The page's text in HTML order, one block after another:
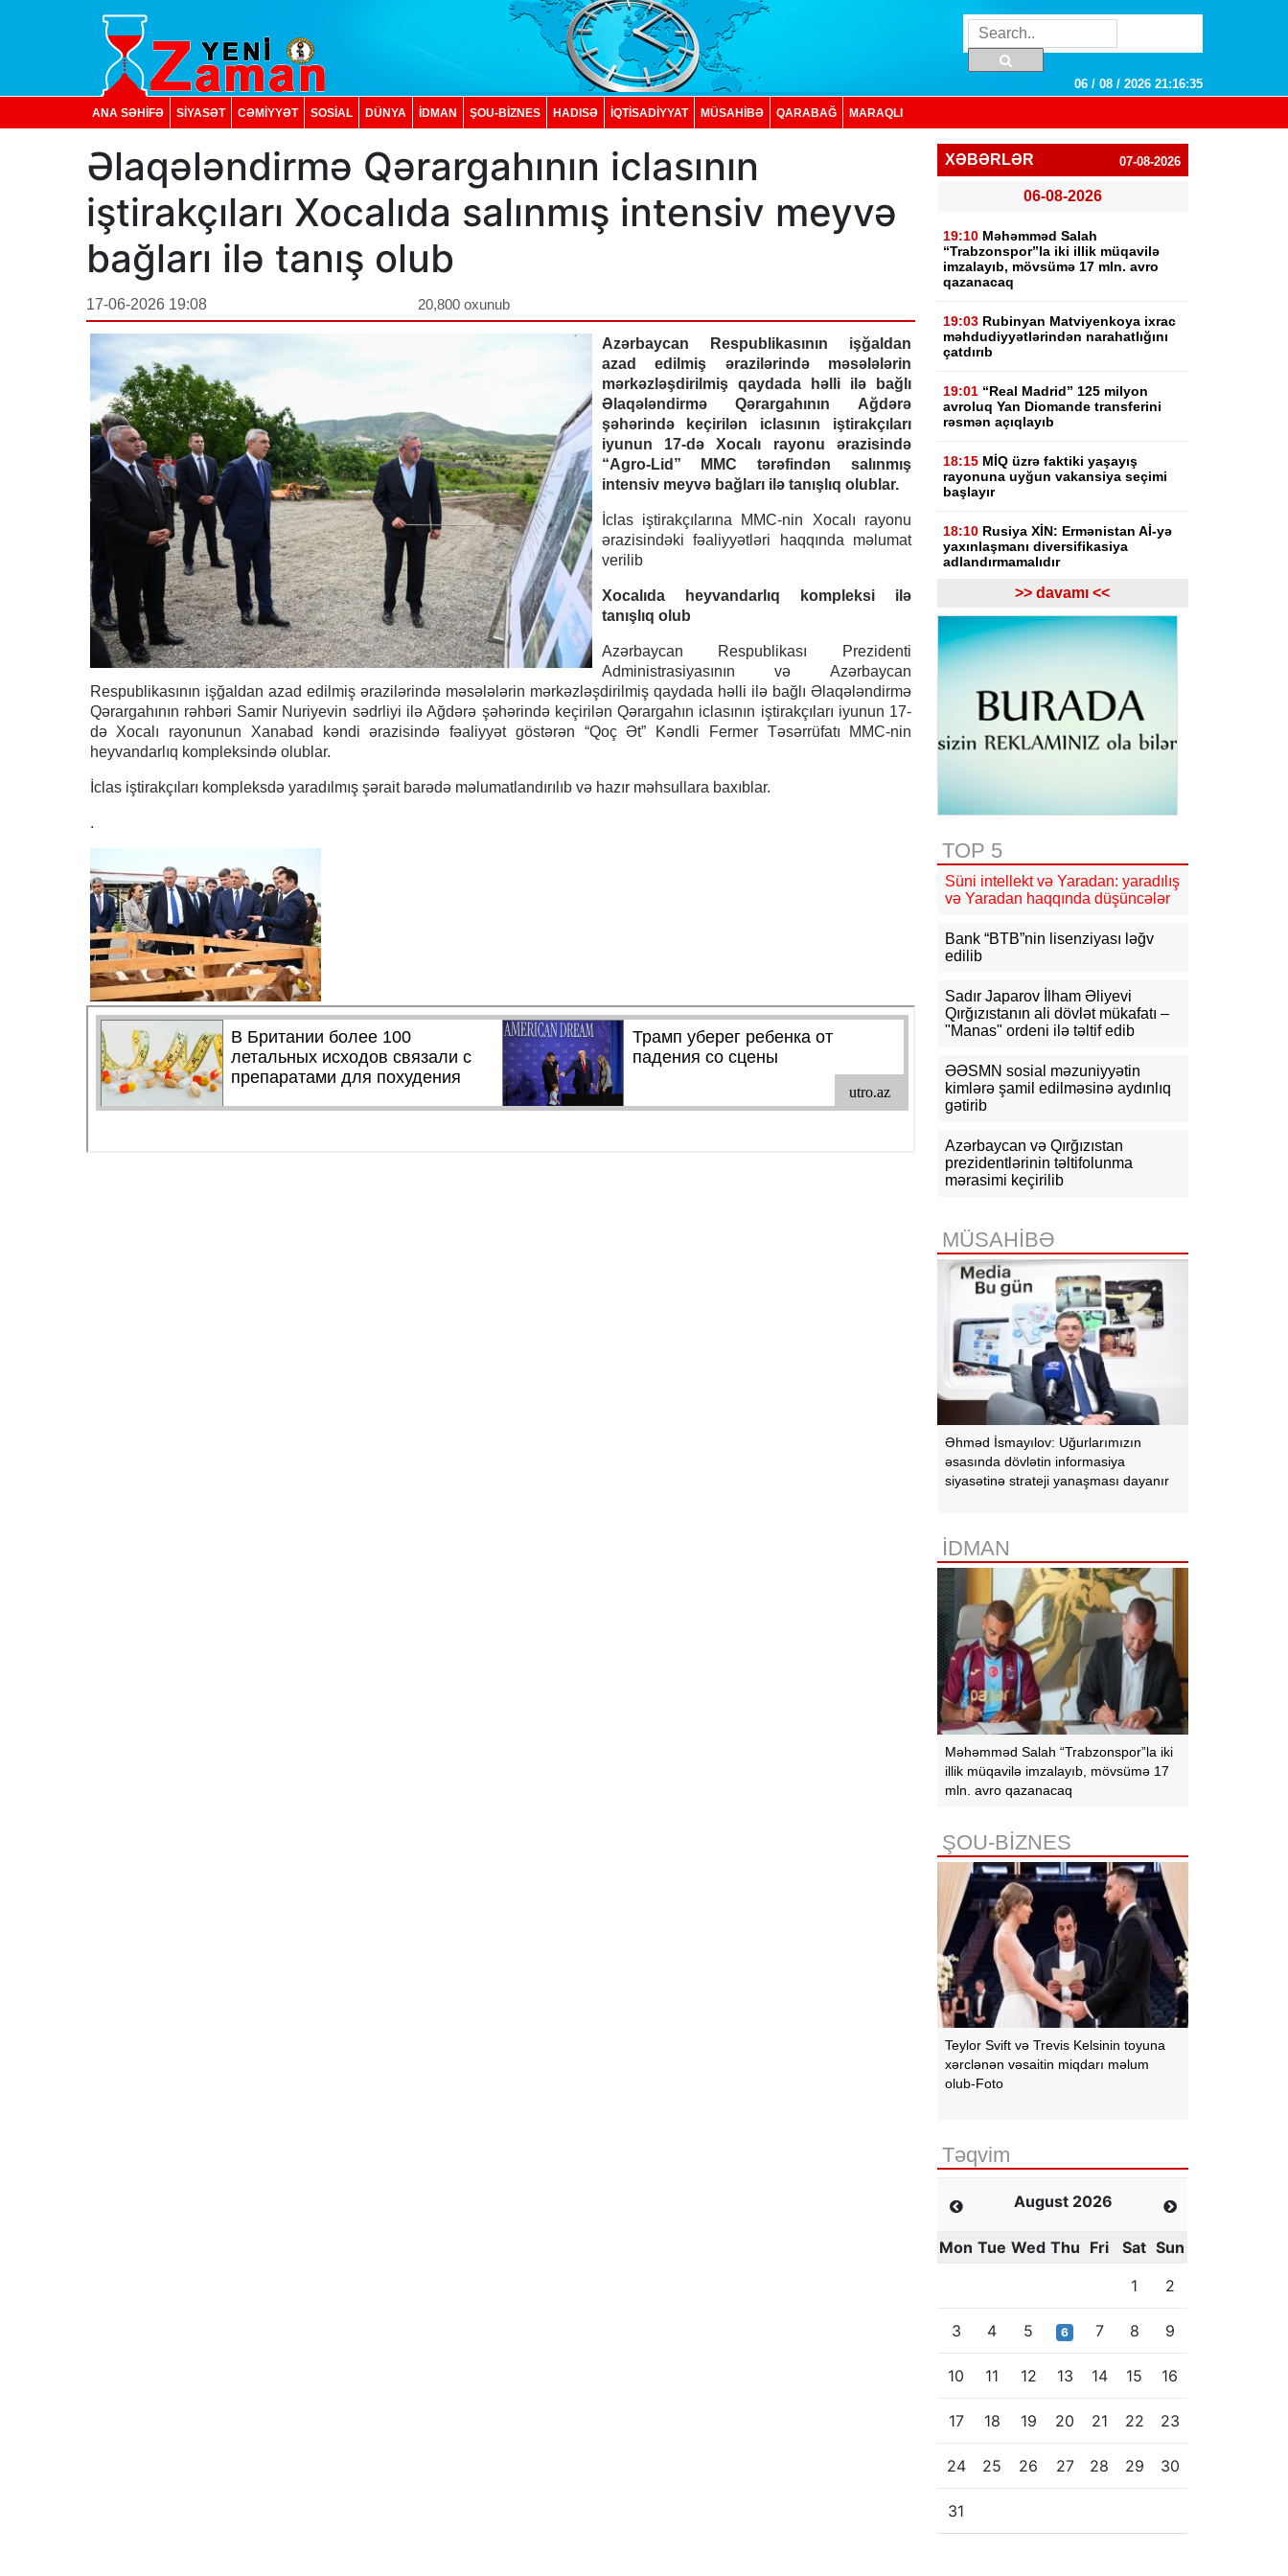
06 / 08 / 2026 21:16:36
ANA SƏHİFƏ SİYASƏT CƏMİYYƏT SOSIAL DÜNYA İDMAN ŞOU-BİZNES HADISƏ İQTISADIYYAT MÜSAHİBƏ QARABAĞ MARAQLI
Əlaqələndirmə Qərargahının iclasının
iştirakçıları Xocalıda salınmış intensiv meyvə
bağları ilə tanış olub
17-06-2026 19:08 20,800 oxunub
Azərbaycan Respublikasının işğaldan
azad edilmiş ərazilərində məsələlərin
mərkəzləşdirilmiş qaydada həlli ilə bağlı
Əlaqələndirmə Qərargahının Ağdərə
şəhərində keçirilən iclasının iştirakçıları
iyunun 17-də Xocalı rayonu ərazisində
“Agro-Lid” MMC tərəfindən salınmış
intensiv meyvə bağları ilə tanışlıq olublar.
İclas iştirakçılarına MMC-nin Xocalı rayonu
ərazisindəki fəaliyyətləri haqqında məlumat
verilib
Xocalıda heyvandarlıq kompleksi ilə
tanışlıq olub
Azərbaycan Respublikası Prezidenti
Administrasiyasının və Azərbaycan
Respublikasının işğaldan azad edilmiş ərazilərində məsələlərin mərkəzləşdirilmiş qaydada həlli ilə bağlı Əlaqələndirmə
Qərargahının rəhbəri Samir Nuriyevin sədrliyi ilə Ağdərə şəhərində keçirilən Qərargahın iclasının iştirakçıları iyunun 17-
də Xocalı rayonunun Xanabad kəndi ərazisində fəaliyyət göstərən “Qoç Ət” Kəndli Fermer Təsərrüfatı MMC-nin
heyvandarlıq kompleksində olublar.
İclas iştirakçıları kompleksdə yaradılmış şərait barədə məlumatlandırılıb və hazır məhsullara baxıblar.
.
XƏBƏRLƏR 07-08-2026
06-08-2026
19:10 Məhəmməd Salah
“Trabzonspor”la iki illik müqavilə
imzalayıb, mövsümə 17 mln. avro
qazanacaq
19:03 Rubinyan Matviyenkoya ixrac
məhdudiyyətlərindən narahatlığını
çatdırıb
19:01 “Real Madrid” 125 milyon
avroluq Yan Diomande transferini
rəsmən açıqlayıb
18:15 MİQ üzrə faktiki yaşayış
rayonuna uyğun vakansiya seçimi
başlayır
18:10 Rusiya XİN: Ermənistan Aİ-yə
yaxınlaşmanı diversifikasiya
adlandırmamalıdır
Rasim İldırımzadə, Zaur
Mirzəzadə və Qoşqar Məmmədovun
apellyasiya şikayəti üzrə məhkəmə
başlayıb
azərbaycanlı sürücülərin gömrükdə
saxlanılması məsələsini araşdırır
çırpılıb, ölən və xəsarət alanlar var -
FOTO
16:31 Bu il dövlət büdcəsinə 11,5
mlrd. manata yaxın vergi daxil olub
16:04
Tramp zəng etdi - Pentaqonda
təcili iclas təyin olundu
15:53 Ceyhun Bayramov: Rusiya və
Ukrayna arasındakı hərbi
əməliyyatlar ən qısa zamanda
15:41 İranda “Mossad”la əlaqəli 20-
dən çox şəxsin saxlanıldığı bildirilir
15:26 Kiyevdə Azərbaycan və
Ukrayna xarici işlər nazirlərinin
görüşü olub
Azərbaycan Xalq Cümhuriyyətinin
diplomatik irsinə aid arxiv sənədləri
ilə tanış olub
>> davamı <<
TOP 5
Süni intellekt və Yaradan: yaradılış
və Yaradan haqqında düşüncələr
Bank “BTB”nin lisenziyası ləğv
edilib
Sadır Japarov İlham Əliyevi
Qırğızıstanın ali dövlət mükafatı –
"Manas" ordeni ilə təltif edib
ƏƏSMN sosial məzuniyyətin
kimlərə şamil edilməsinə aydınlıq
gətirib
Azərbaycan və Qırğızıstan
prezidentlərinin təltifolunma
mərasimi keçirilib
MÜSAHİBƏ
Əhməd İsmayılov: Uğurlarımızın
əsasında dövlətin informasiya
siyasətinə strateji yanaşması dayanır
İDMAN
Məhəmməd Salah “Trabzonspor”la iki
illik müqavilə imzalayıb, mövsümə 17
mln. avro qazanacaq
ŞOU-BİZNES
Teylor Svift və Trevis Kelsinin toyuna
xərclənən vəsaitin miqdarı məlum
olub-Foto
Təqvim
August 2026
Mon Tue Wed Thu Fri Sat Sun
1
2
3 4 5 6 7 8 9
10 11 12 13 14 15 16
17 18 19 20 21 22 23
24 25 26 27 28 29 30
31